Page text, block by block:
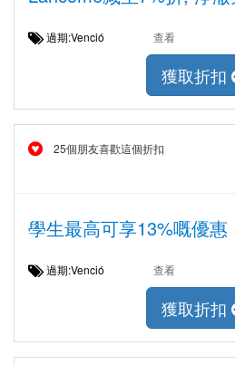
過期:Venció 查看
獲取折扣
25個朋友喜歡這個折扣
學生最高可享13%嘅優惠
過期:Venció 查看
獲取折扣